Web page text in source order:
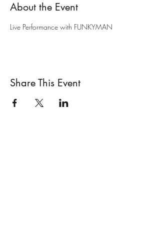
About the Event
Live Performance with FUNKYMAN
Share This Event